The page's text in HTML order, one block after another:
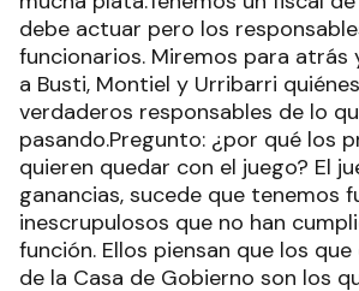
debe actuar pero los
funcionarios. Miremos para atrás
a Busti, Montiel y Urribarri
verdaderos responsables de lo
pasando.Pregunto: ¿por qué los
quieren quedar con el juego? El
ganancias, sucede que tenemos
inescrupulosos que no han
función. Ellos piensan que los
de la Casa de Gobierno son los